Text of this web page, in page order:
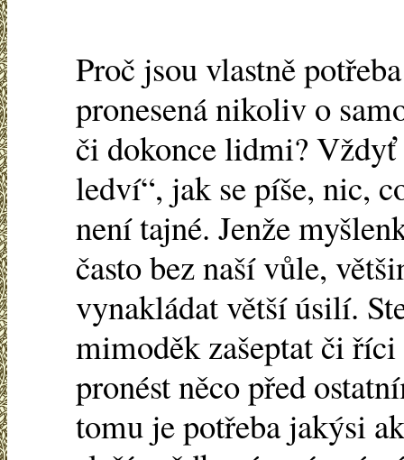
Proč jsou vlastně
pronesená nikoliv o
či dokonce lidmi? Vždyť
ledví“, jak se píše, nic,
není tajné. Jenže
často bez naší vůle,
vynakládat větší úsilí.
mimoděk zašeptat či říci
pronést něco před
tomu je potřeba jakýsi